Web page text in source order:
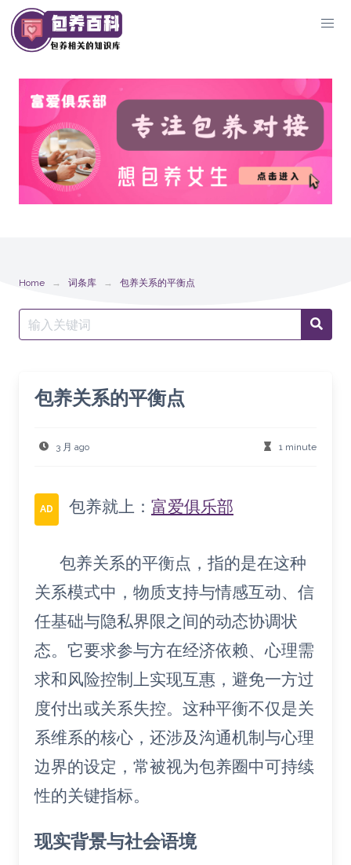
Skip
to
content
Home 词条库 包养关系的平衡点
Search
for:
包养关系的平衡点
3 月 ago 1 minute
AD 包养就上： 富爱俱乐部
包养关系的平衡点，指的是在这种
关系模式中，物质支持与情感互动、信
任基础与隐私界限之间的动态协调状
态。它要求参与方在经济依赖、心理需
求和风险控制上实现互惠，避免一方过
度付出或关系失控。这种平衡不仅是关
系维系的核心，还涉及沟通机制与心理
边界的设定，常被视为包养圈中可持续
性的关键指标。
现实背景与社会语境